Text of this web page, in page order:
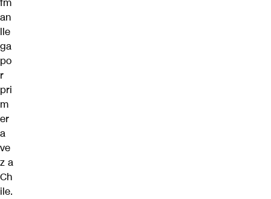
an
lle
ga
po
r
pri
m
er
a
ve
z a
Ch
ile.